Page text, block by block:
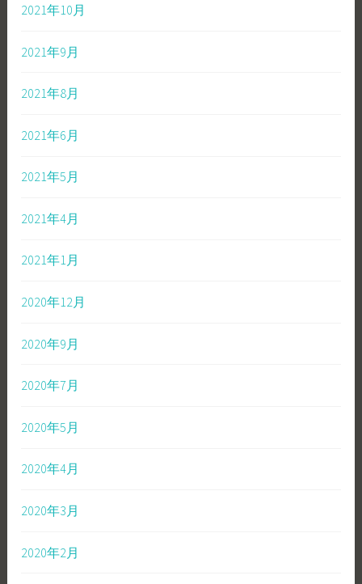
2021年10月
2021年9月
2021年8月
2021年6月
2021年5月
2021年4月
2021年1月
2020年12月
2020年9月
2020年7月
2020年5月
2020年4月
2020年3月
2020年2月